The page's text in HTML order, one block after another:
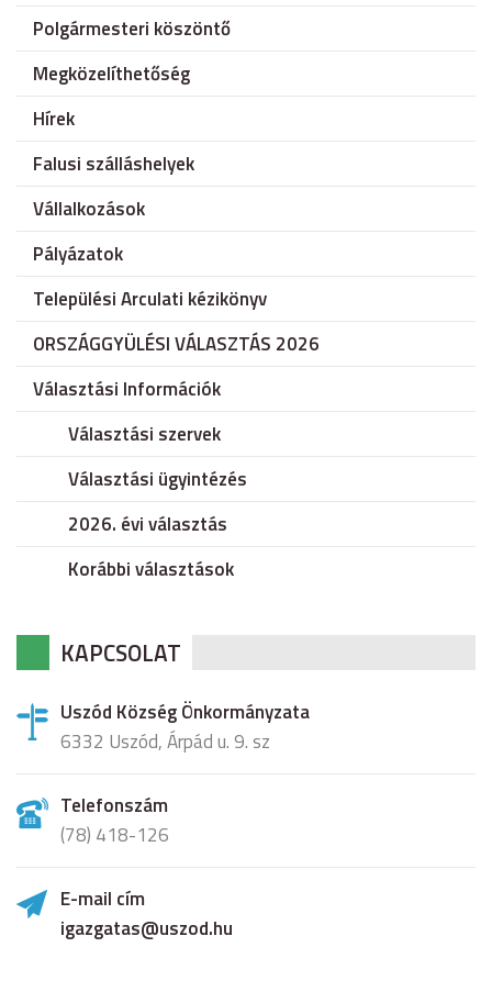
Polgármesteri köszöntő
Megközelíthetőség
Hírek
Falusi szálláshelyek
Vállalkozások
Pályázatok
Települési Arculati kézikönyv
ORSZÁGGYÜLÉSI VÁLASZTÁS 2026
Választási Információk
Választási szervek
Választási ügyintézés
2026. évi választás
Korábbi választások
KAPCSOLAT
Uszód Község Önkormányzata
6332 Uszód, Árpád u. 9. sz
Telefonszám
(78) 418-126
E-mail cím
igazgatas@uszod.hu